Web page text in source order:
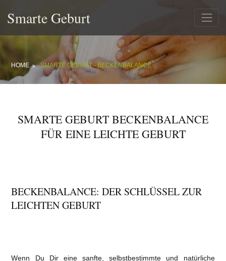
Smarte Geburt
HOME SMARTE GEBURT - BECKENBALANCE
SMARTE GEBURT BECKENBALANCE
FÜR EINE LEICHTE GEBURT
BECKENBALANCE: DER SCHLÜSSEL ZUR
LEICHTEN GEBURT
Wenn Du Dir eine sanfte, selbstbestimmte und natürliche